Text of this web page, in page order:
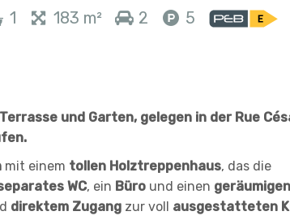
1 183 m² 2 5
und Garten, gelegen in der Rue
mit einem tollen Holztreppenhaus, das die
WC, ein Büro und einen geräumigen
direktem Zugang zur voll ausgestatteten